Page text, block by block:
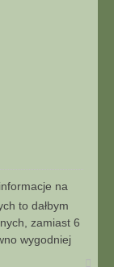
na
to dałbym
zamiast 6
wygodniej